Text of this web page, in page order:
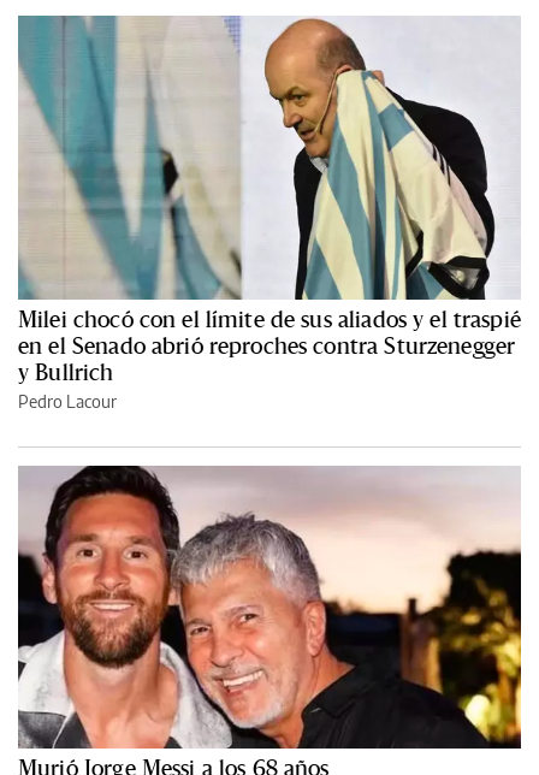
Milei chocó con el límite de sus aliados y el traspié
en el Senado abrió reproches contra Sturzenegger
y Bullrich
Pedro Lacour
Murió Jorge Messi a los 68 años